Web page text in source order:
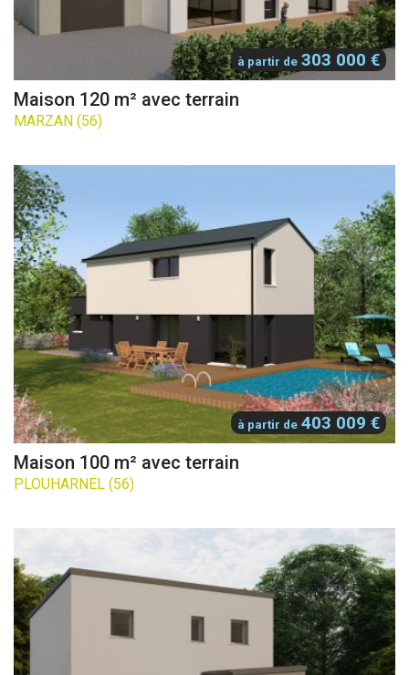
à partir de 303 000 €
Maison 120 m² avec terrain
MARZAN (56)
à partir de 403 009 €
Maison 100 m² avec terrain
PLOUHARNEL (56)